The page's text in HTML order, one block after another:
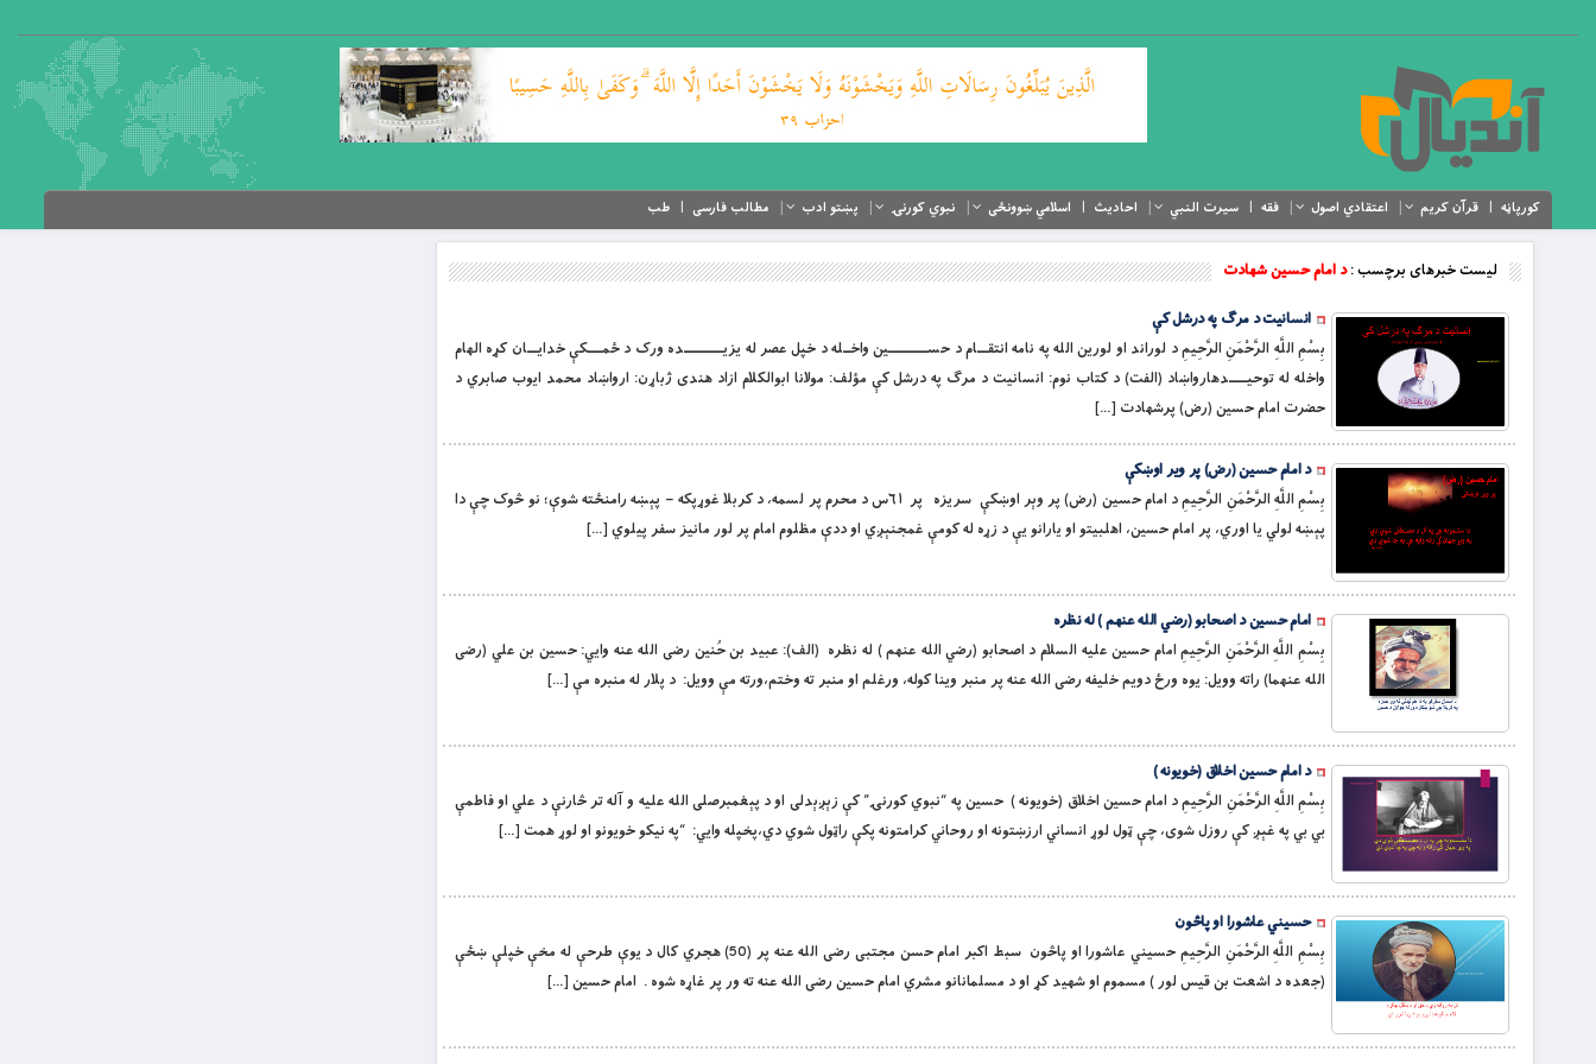
کورپاڼه قرآن کریم اعتقادي اصول فقه سیرت النبي احادیث اسلامي ښوونځی نبوي کورنۍ پښتو ادب مطالب فارسی طب
لیست خبرهای برچسب :د امام حسین شهادت
انسانیت د مرګ په درشل کې
بِسْمِ اللَّهِ الرَّحْمَنِ الرَّحِيمِ د لوراند او لورين الله په نامه انتقـــام د حســـــــــــين واخــله د خپل عصر له يزيـــــــــــده ورک د ځمــــکې خدايـــان کړه الهام
واخله له توحيـــــدهارواښاد (الفت) د کتاب نوم: انسانیت د مرګ په درشل کې مؤلف: مولانا ابوالکلام ازاد هندی ژباړن: ارواښاد محمد ايوب صابري د
حضرت امام حسين (رض) پرشهادت […]
د امام حسین (رض) پر ویر اوښکې
بِسْمِ اللَّهِ الرَّحْمَنِ الرَّحِيمِ د امام حسین (رض) پر وېر اوښکې سريزه پر ٦١س د محرم پر لسمه، د کربلا غوړپکه – پېښه رامنځته شوې؛ نو څوک چې دا
پېښه لولي يا اوري، پر امام حسين، اهلبيتو او يارانو يې د زړه له کومې غمجنېږي او ددې مظلوم امام پر لور مانيز سفر پيلوي […]
امام حسين د اصحابو (رضي الله عنهم ) له نظره
بِسْمِ اللَّهِ الرَّحْمَنِ الرَّحِيمِ امام حسين عليه السلام د اصحابو (رضي الله عنهم ) له نظره (الف): عبيد بن حُنين رضى الله عنه وايي: حسين بن علي (رضى
الله عنهما) راته وويل: يوه ورځ دويم خليفه رضى الله عنه پر منبر وينا كوله، ورغلم او منبر ته وختم،ورته مې وويل: د پلار له منبره مې […]
د امام حسين اخلاق (خويونه )
بِسْمِ اللَّهِ الرَّحْمَنِ الرَّحِيمِ د امام حسين اخلاق (خويونه ) حسين په “نبوي كورنۍ” كې زېږېدلى او د پېغمبرصلى الله عليه و آله تر څارنې د علي او فاطمې
بي بي په غېږ كې روزل شوى، چې ټول لوړ انساني ارزښتونه او روحاني كرامتونه پكې راټول شوي دي،پخپله وايي: “په نيكو خويونو او لوړ همت […]
حسیني عاشورا او پاڅون
بِسْمِ اللَّهِ الرَّحْمَنِ الرَّحِيمِ حسیني عاشورا او پاڅون سبط اكبر امام حسن مجتبى رضى الله عنه پر (50) هجري كال د يوې طرحې له مخې خپلې ښځې
(جعده د اشعت بن قيس لور ) مسموم او شهيد کړ او د مسلمانانو مشري امام حسين رضى الله عنه ته ور پر غاړه شوه . امام حسين […]